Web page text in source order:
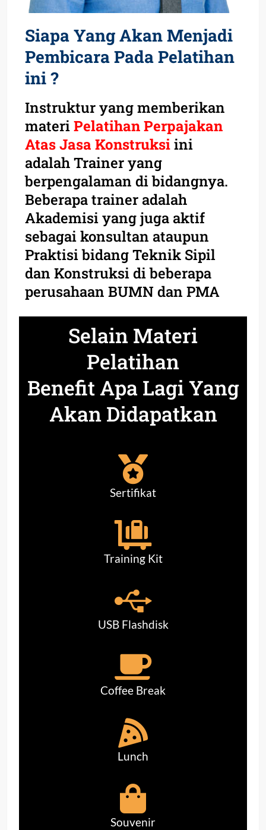
Siapa Yang Akan Menjadi
Pembicara Pada Pelatihan
ini ?
Instruktur yang memberikan
materiPelatihan Perpajakan
Atas Jasa Konstruksiini
adalah Trainer yang
berpengalaman di bidangnya.
Beberapa trainer adalah
Akademisi yang juga aktif
sebagai konsultan ataupun
Praktisi bidang Teknik Sipil
dan Konstruksi di beberapa
perusahaan BUMN dan PMA
Selain Materi
Pelatihan
Benefit Apa Lagi Yang
Akan Didapatkan
Sertifikat
Training Kit
USB Flashdisk
Coffee Break
Lunch
Souvenir